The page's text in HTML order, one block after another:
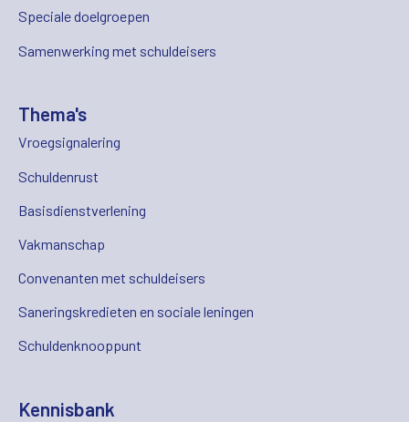
Speciale doelgroepen
Samenwerking met schuldeisers
Thema's
Vroegsignalering
Schuldenrust
Basisdienstverlening
Vakmanschap
Convenanten met schuldeisers
Saneringskredieten en sociale leningen
Schuldenknooppunt
Kennisbank